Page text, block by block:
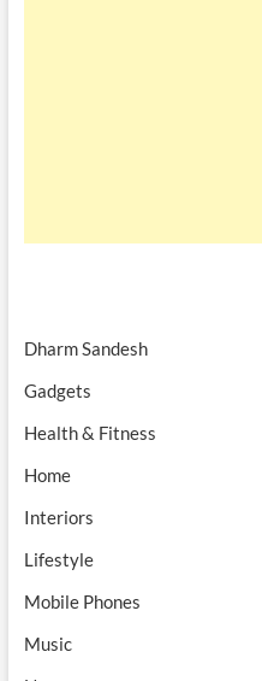
Dharm Sandesh
Gadgets
Health & Fitness
Home
Interiors
Lifestyle
Mobile Phones
Music